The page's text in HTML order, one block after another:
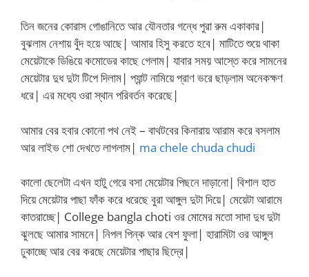
তিন জনের কোরাস গোঙানিতে আর যৌনতার গন্ধে পুরা রুম একাকার|
বুঝলাম নেশায় বুঁদ হয়ে আছে| আমার হিসু করতে হবে| মাটিতে শুয়ে থাকা
মেয়েটাকে ডিঙিয়ে কমোডের কাছে গেলাম| যাবার সময় আস্তে করে সামনের
মেয়েটার দুধ দুটা টিপে দিলাম| প্যান্ট নামিয়ে প্রাণ ভরে ছাড়লাম অনেকক্ষণ
ধরে| এর মধ্যে ওরা স্থান পরিবর্তন করেছে|
আমার বের হবার কোনো পথ নেই – বাথটবের কিনারায় আরাম করে বসলাম
আর লাইভ শো দেখতে লাগলাম| ma chele chuda chudi
কালো ছেলেটা এখন হাটু গেরে বসা মেয়েটার পিছনে দাড়ানো| বিশাল হাত
দিয়ে মেয়েটার পাছা ফাঁক করে ধরেছে বুরা আঙ্গুল দুটা দিয়ে| মেয়েটা আরামে
কাতরাচ্ছে| College bangla choti ওর মোমের মতো সাদা দুধ দুটা
ঝুলছে আমার সামনে| নিপল পিন্ক আর বেশ ফুলা| হারামিটা ওর আঙ্গুল
ঢুকাচ্ছে আর বের করছে মেয়েটার পাছার ছিদ্রে|